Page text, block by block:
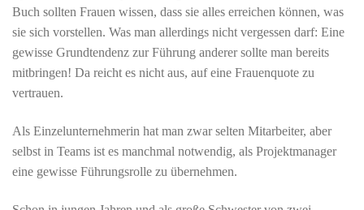
Buch sollten Frauen wissen, dass sie alles erreichen können, was
sie sich vorstellen. Was man allerdings nicht vergessen darf: Eine
gewisse Grundtendenz zur Führung anderer sollte man bereits
mitbringen! Da reicht es nicht aus, auf eine Frauenquote zu
vertrauen.
Als Einzelunternehmerin hat man zwar selten Mitarbeiter, aber
selbst in Teams ist es manchmal notwendig, als Projektmanager
eine gewisse Führungsrolle zu übernehmen.